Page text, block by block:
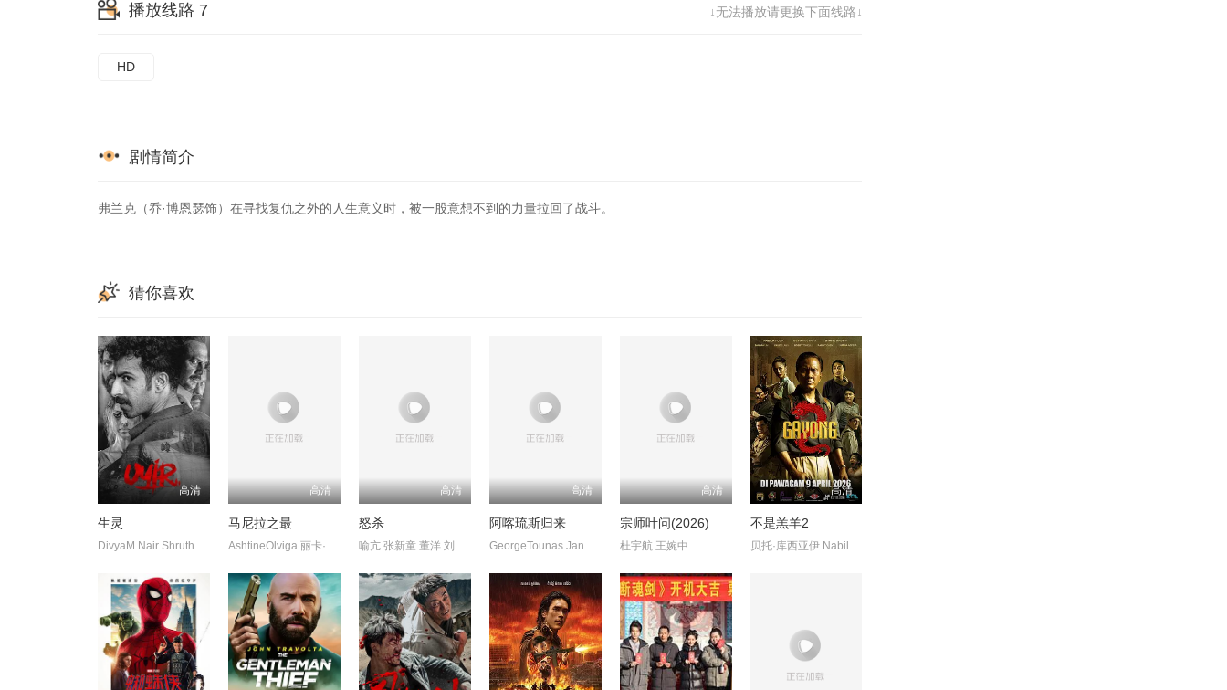
↓无法播放请更换下面线路↓
播放线路 7
HD
剧情简介
弗兰克（乔·博恩瑟饰）在寻找复仇之外的人生意义时，被一股意想不到的力量拉回了战斗。
猜你喜欢
高清
生灵
DivyaM.Nair ShruthyMenon 苏迪普 赛亚米·凯尔 罗尚·马修 维诺
高清
马尼拉之最
AshtineOlviga 丽卡·佩拉莱约
高清
怒杀
喻亢 张新童 董洋 刘珂君
高清
阿喀琉斯归来
GeorgeTounas JannisSky
高清
宗师叶问(2026)
杜宇航 王婉中
高清
不是羔羊2
贝托·库西亚伊 NabilaHuda